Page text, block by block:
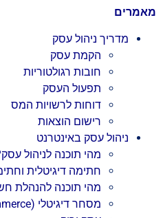
מאמרים
מדריך ניהול עסק
הקמת עסק
חובות רגולטוריות
תפעול העסק
דוחות לרשויות המס
רישום הוצאות
ניהול עסק באינטרנט
מהי תוכנה לניהול
חתימה דיגיטלית
מהי תוכנה להנהלת
מסחר דיגיטלי (Ecommerce)